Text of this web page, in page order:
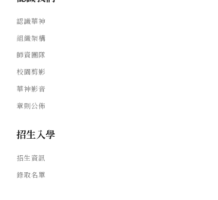
認識華神
組織架構
師資團隊
校園剪影
華神影音
章則公佈
招生入學
招生資訊
錄取名單